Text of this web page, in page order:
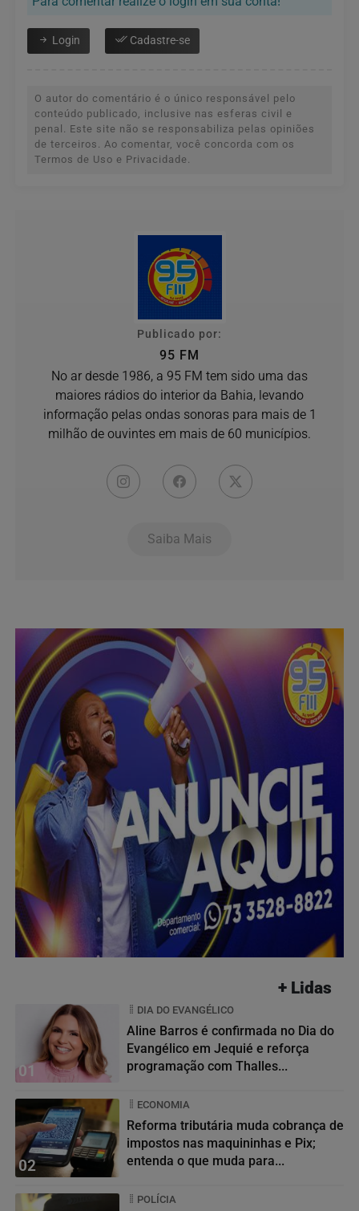
Login Cadastre-se
O autor do comentário é o único responsável pelo
conteúdo publicado, inclusive nas esferas civil e
penal. Este site não se responsabiliza pelas opiniões
de terceiros. Ao comentar, você concorda com os
Termos de Uso e Privacidade.
Publicado por:
95 FM
No ar desde 1986, a 95 FM tem sido uma das
maiores rádios do interior da Bahia, levando
informação pelas ondas sonoras para mais de 1
milhão de ouvintes em mais de 60 municípios.
Saiba Mais
+ Lidas
01
DIA DO EVANGÉLICO
Aline Barros é confirmada no Dia do
Evangélico em Jequié e reforça
programação com Thalles...
02
ECONOMIA
Reforma tributária muda cobrança de
impostos nas maquininhas e Pix;
entenda o que muda para...
POLÍCIA